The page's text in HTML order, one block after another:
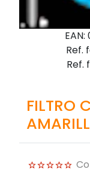
Ref.
Ref.
FILTRO